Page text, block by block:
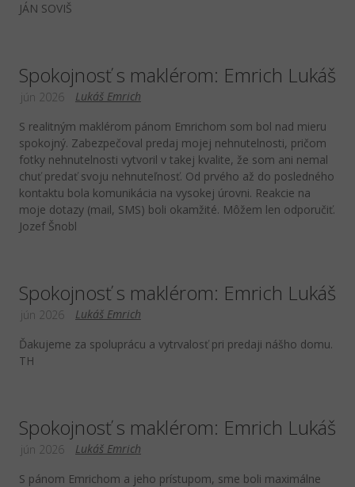
JÁN SOVIŠ
Spokojnosť s maklérom: Emrich Lukáš
Lukáš Emrich
jún 2026
S realitným maklérom pánom Emrichom som bol nad mieru
spokojný. Zabezpečoval predaj mojej nehnutelnosti, pričom
fotky nehnutelnosti vytvoril v takej kvalite, že som ani nemal
chuť predať svoju nehnuteľnosť. Od prvého až do posledného
kontaktu bola komunikácia na vysokej úrovni. Reakcie na
moje dotazy (mail, SMS) boli okamžité. Môžem len odporučiť.
Jozef Šnobl
Spokojnosť s maklérom: Emrich Lukáš
Lukáš Emrich
jún 2026
Ďakujeme za spoluprácu a vytrvalosť pri predaji nášho domu.
TH
Spokojnosť s maklérom: Emrich Lukáš
Lukáš Emrich
jún 2026
S pánom Emrichom a jeho prístupom, sme boli maximálne